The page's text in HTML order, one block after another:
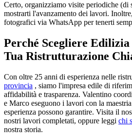
Certo, organizziamo visite periodiche (di
mostrarti l'avanzamento dei lavori.
fotografici via WhatsApp per tenerti
Perché Scegliere
Tua Ristrutturazione
Con oltre 25 anni di esperienza nelle
provincia , siamo l'impresa edile di
affidabilità e trasparenza. Valentino
e Marco eseguono i lavori con la
esperienza possono garantire. Visita il
nostri lavori completati, oppure leggi chi
nostra storia.